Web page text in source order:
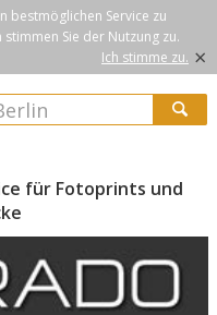
bestmöglichen Service zu
Sie der Nutzung zu.
Ich stimme zu. ×
für Fotoprints und